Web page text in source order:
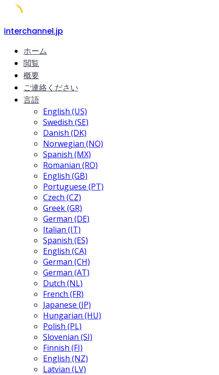
Skip
content
interchannel.jp
ホーム
閲覧
概要
ご連絡ください
言語
English (US)
Swedish (SE)
Danish (DK)
Norwegian (NO)
Spanish (MX)
Romanian (RO)
English (GB)
Portuguese (PT)
Czech (CZ)
Greek (GR)
German (DE)
Italian (IT)
Spanish (ES)
English (CA)
German (CH)
German (AT)
Dutch (NL)
French (FR)
Japanese (JP)
Hungarian (HU)
Polish (PL)
Slovenian (SI)
Finnish (FI)
English (NZ)
Latvian (LV)